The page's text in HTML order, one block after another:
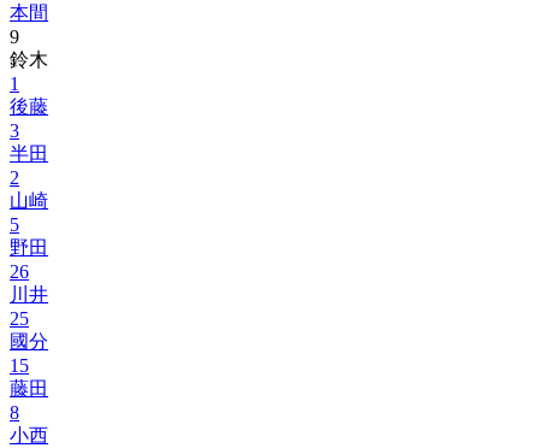
本間
9
鈴木
1
後藤
3
半田
2
山崎
5
野田
26
川井
25
國分
15
藤田
8
小西